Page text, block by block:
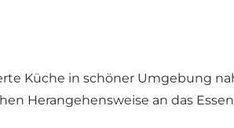
Küche in schöner Umgebung
Herangehensweise an das